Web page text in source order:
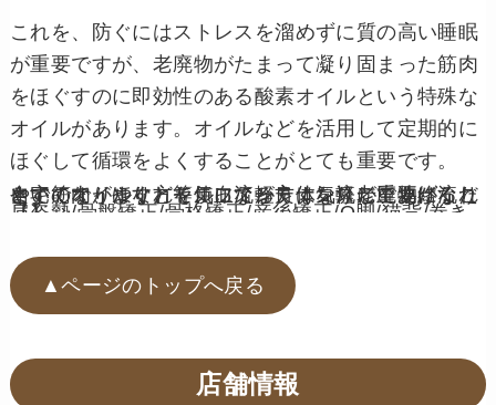
これを、防ぐにはストレスを溜めずに質の高い睡眠
が重要ですが、老廃物がたまって凝り固まった筋肉
をほぐすのに即効性のある酸素オイルという特殊な
オイルがあります。オイルなどを活用して定期的に
ほぐして循環をよくすることがとても重要です。
自宅でオイルなどを使って軽く体を流してあげることで筋肉がほぐれて、血流が良くなり老廃物が流れやすくなります。セルフメンテナンスが重要になりますので、やり方等気になる方は気軽にご連絡ください！
【姿勢/骨盤矯正/骨格矯正/産後矯正/O脚/猫背/巻き肩】
▲ページのトップへ戻る
店舗情報